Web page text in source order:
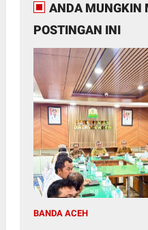
ANDA MUNGKIN
POSTINGAN INI
BANDA ACEH